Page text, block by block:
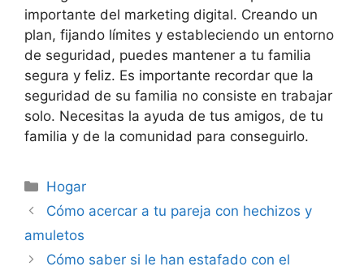
importante del marketing digital. Creando un
plan, fijando límites y estableciendo un entorno
de seguridad, puedes mantener a tu familia
segura y feliz. Es importante recordar que la
seguridad de su familia no consiste en trabajar
solo. Necesitas la ayuda de tus amigos, de tu
familia y de la comunidad para conseguirlo.
Categorías
Hogar
Navegación
de
Cómo acercar a tu pareja con hechizos y
amuletos
Cómo saber si le han estafado con el